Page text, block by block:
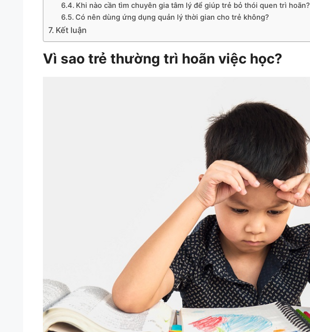
Khi nào cần tìm chuyên gia tâm lý để giúp trẻ bỏ thói quen trì hoãn?
Có nên dùng ứng dụng quản lý thời gian cho trẻ không?
Kết luận
Vì sao trẻ thường trì hoãn việc học?